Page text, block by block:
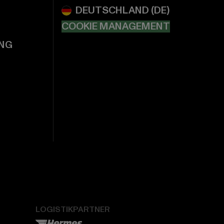
COOKIE MANAGEMENT
LOGISTIKPARTNER